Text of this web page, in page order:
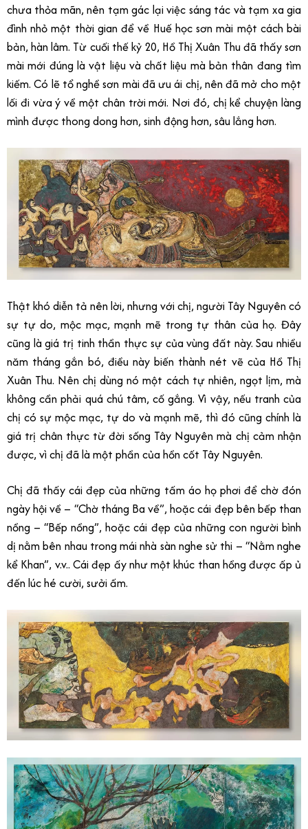
chưa thỏa mãn, nên tạm gác lại việc sáng tác và tạm xa gia
đình nhỏ một thời gian để về Huế học sơn mài một cách bài
bản, hàn lâm. Từ cuối thế kỷ 20, Hồ Thị Xuân Thu đã thấy sơn
mài mới đúng là vật liệu và chất liệu mà bản thân đang tìm
kiếm. Có lẽ tổ nghề sơn mài đã ưu ái chị, nên đã mở cho một
lối đi vừa ý về một chân trời mới. Nơi đó, chị kể chuyện làng
mình được thong dong hơn, sinh động hơn, sâu lắng hơn.
Thật khó diễn tả nên lời, nhưng với chị, người Tây Nguyên có
sự tự do, mộc mạc, mạnh mẽ trong tự thân của họ. Đây
cũng là giá trị tinh thần thực sự của vùng đất này. Sau nhiều
năm tháng gắn bó, điều này biến thành nét vẽ của Hồ Thị
Xuân Thu. Nên chị dùng nó một cách tự nhiên, ngọt lịm, mà
không cần phải quá chú tâm, cố gắng. Vì vậy, nếu tranh của
chị có sự mộc mạc, tự do và mạnh mẽ, thì đó cũng chính là
giá trị chân thực từ đời sống Tây Nguyên mà chị cảm nhận
được, vì chị đã là một phần của hồn cốt Tây Nguyên.
Chị đã thấy cái đẹp của những tấm áo họ phơi để chờ đón
ngày hội về – “Chờ tháng Ba về”, hoặc cái đẹp bên bếp than
nồng – “Bếp nồng”, hoặc cái đẹp của những con người bình
dị nằm bên nhau trong mái nhà sàn nghe sử thi – “Nằm nghe
kể Khan”, v.v.. Cái đẹp ấy như một khúc than hồng được ấp ủ
đến lúc hé cười, sưởi ấm.